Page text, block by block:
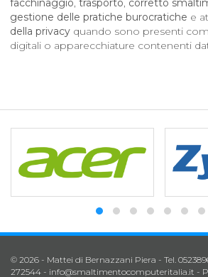
facchinaggio, trasporto, corretto
gestione delle pratiche burocratiche e
della privacy quando sono presenti
digitali o apparecchiature contenenti
© 2026 - Mattei di Bernazzani Piera - Tel.
272544 - info@smaltimentocomputeritalia.it -